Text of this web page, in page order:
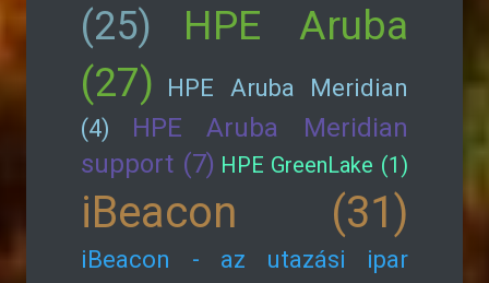
(25)
HPE Aruba
(27)
HPE Aruba Meridian
(4)
HPE Aruba Meridian
support (7) HPE GreenLake (1)
iBeacon (31)
iBeacon - az utazási ipar